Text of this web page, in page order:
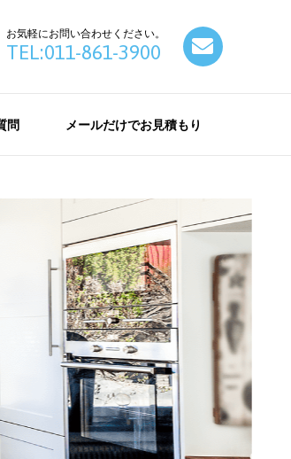
お気軽にお問い合わせください。
TEL:011-861-3900
問 メールだけでお見積もり